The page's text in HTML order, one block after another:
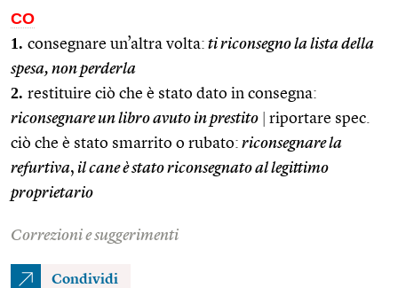
CO
1. consegnare un’altra volta: ti riconsegno la lista della
spesa, non perderla
2. restituire ciò che è stato dato in consegna:
riconsegnare un libro avuto in prestito
riportare spec.
ciò che è stato smarrito o rubato: riconsegnare la
refurtiva, il cane è stato riconsegnato al legittimo
proprietario
Correzioni e suggerimenti
Condividi